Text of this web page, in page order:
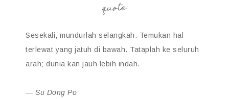
quote
Sesekali, mundurlah selangkah. Temukan hal
terlewat yang jatuh di bawah. Tataplah ke seluruh
arah; dunia kan jauh lebih indah.
— Su Dong Po